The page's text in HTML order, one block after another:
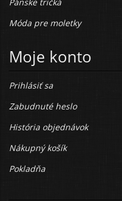
Móda pre moletky
Moje konto
Prihlásiť sa
Zabudnuté heslo
História objednávok
Nákupný košík
Pokladňa